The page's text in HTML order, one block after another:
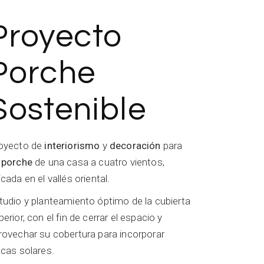
de interiorismo y decoración para
porchede una casa a cuatro vientos,
en el vallés oriental.
y planteamiento óptimo de la cubierta
con el fin de cerrar el espacio y
su cobertura para incorporar
solares.